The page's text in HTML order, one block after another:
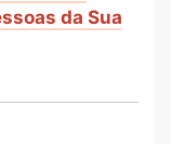
da Sua